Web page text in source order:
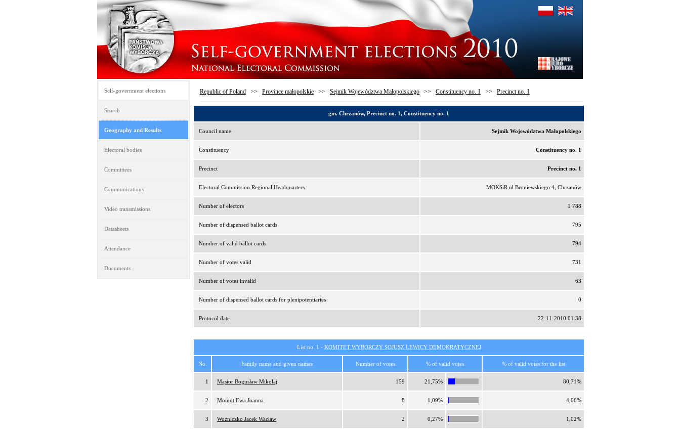
Self-government elections
Search
Geography and Results
Electoral bodies
Committees
Communications
Video transmissions
Datasheets
Attendance
Documents
Republic of Poland >> Province małopolskie >> Sejmik Województwa Małopolskiego >> Constituency no. 1 >> Precinct no. 1
gm. Chrzanów, Precinct no. 1, Constituency no. 1
Council name Sejmik Województwa Małopolskiego
Constituency Constituency no. 1
Precinct Precinct no. 1
Electoral Commission Regional Headquarters MOKSiR ul.Broniewskiego 4, Chrzanów
Number of electors 1 788
Number of dispensed ballot cards 795
Number of valid ballot cards 794
Number of votes valid 731
Number of votes invalid 63
Number of dispensed ballot cards for plenipotentiaries 0
Protocol date 22-11-2010 01:38
List no. 1 - KOMITET WYBORCZY SOJUSZ LEWICY DEMOKRATYCZNEJ
No. Family name and given names Number of votes % of valid votes % of valid votes for the list
1 Mąsior Bogusław Mikołaj 159 21,75% 80,71%
2 Momot Ewa Joanna 8 1,09% 4,06%
3 Woźniczko Jacek Wacław 2 0,27% 1,02%